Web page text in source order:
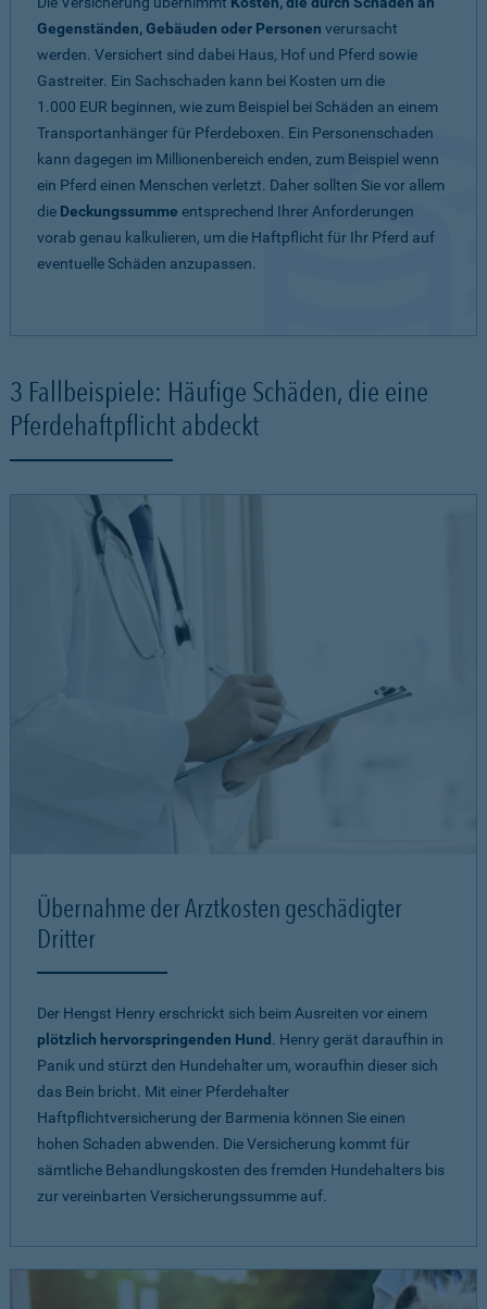
Gegenständen, Gebäuden oder Personen verursacht
werden. Versichert sind dabei Haus, Hof und Pferd sowie
Gastreiter. Ein Sachschaden kann bei Kosten um die
1.000 EUR beginnen, wie zum Beispiel bei Schäden an einem
Transportanhänger für Pferdeboxen. Ein Personenschaden
kann dagegen im Millionenbereich enden, zum Beispiel wenn
ein Pferd einen Menschen verletzt. Daher sollten Sie vor allem
die Deckungssumme entsprechend Ihrer Anforderungen
vorab genau kalkulieren, um die Haftpflicht für Ihr Pferd auf
eventuelle Schäden anzupassen.
3 Fallbeispiele: Häufige Schäden, die eine
Pferdehaftpflicht abdeckt
Übernahme der Arztkosten geschädigter
Dritter
Der Hengst Henry erschrickt sich beim Ausreiten vor einem
plötzlich hervorspringenden Hund . Henry gerät daraufhin in
Panik und stürzt den Hundehalter um, woraufhin dieser sich
das Bein bricht. Mit einer Pferdehalter
Haftpflichtversicherung der Barmenia können Sie einen
hohen Schaden abwenden. Die Versicherung kommt für
sämtliche Behandlungskosten des fremden Hundehalters bis
zur vereinbarten Versicherungssumme auf.